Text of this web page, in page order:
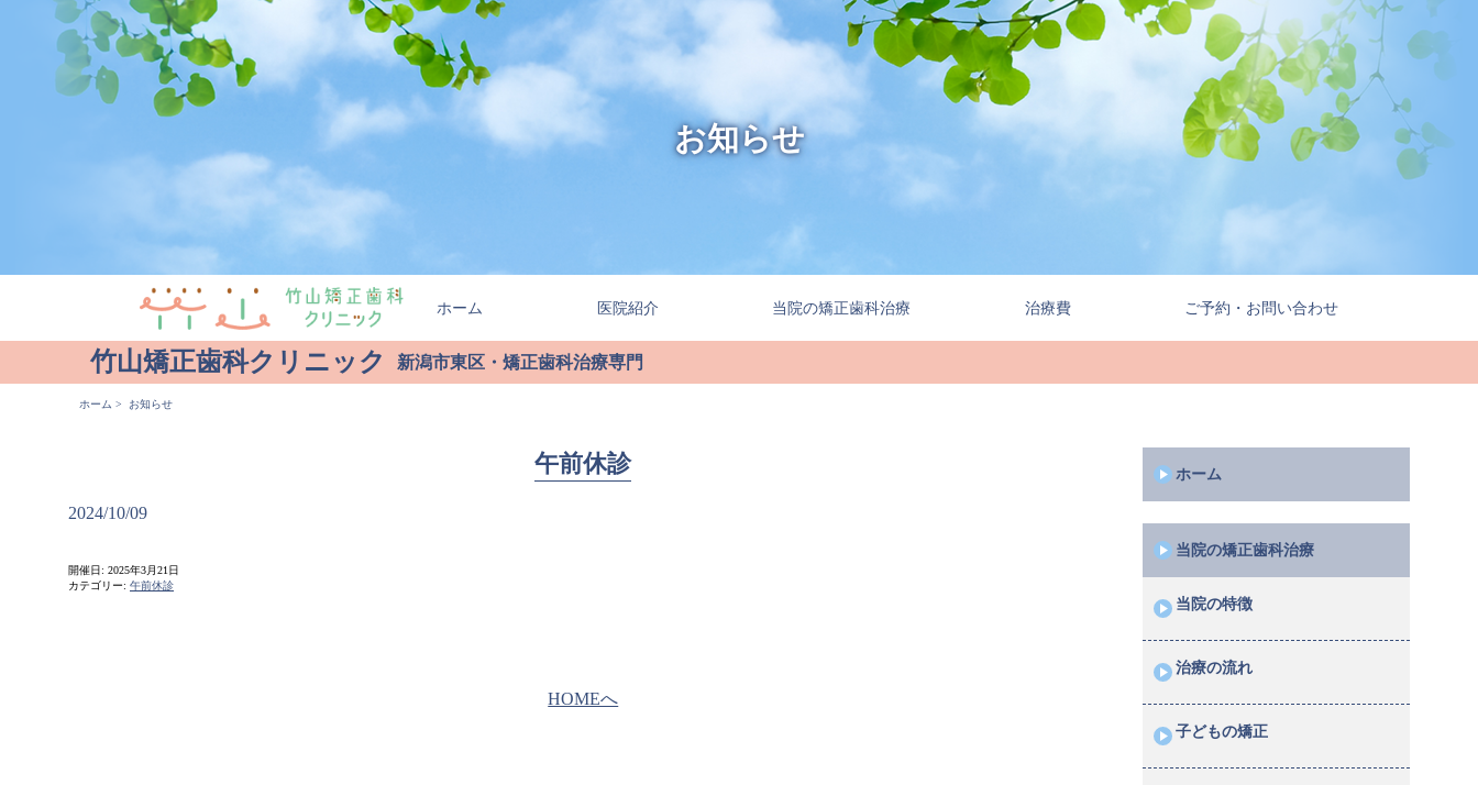
お知らせ
ホーム 医院紹介 当院の矯正歯科治療
当院の特徴
治療費 ご予約・お問い合わせ
竹山矯正歯科クリニック 新潟市東区・矯正歯科治療専門
ホーム > お知らせ
午前休診
2024/10/09
開催日: 2025年3月21日
カテゴリー: 午前休診
HOMEへ
ホーム
当院の矯正歯科治療
当院の特徴
治療の流れ
子どもの矯正